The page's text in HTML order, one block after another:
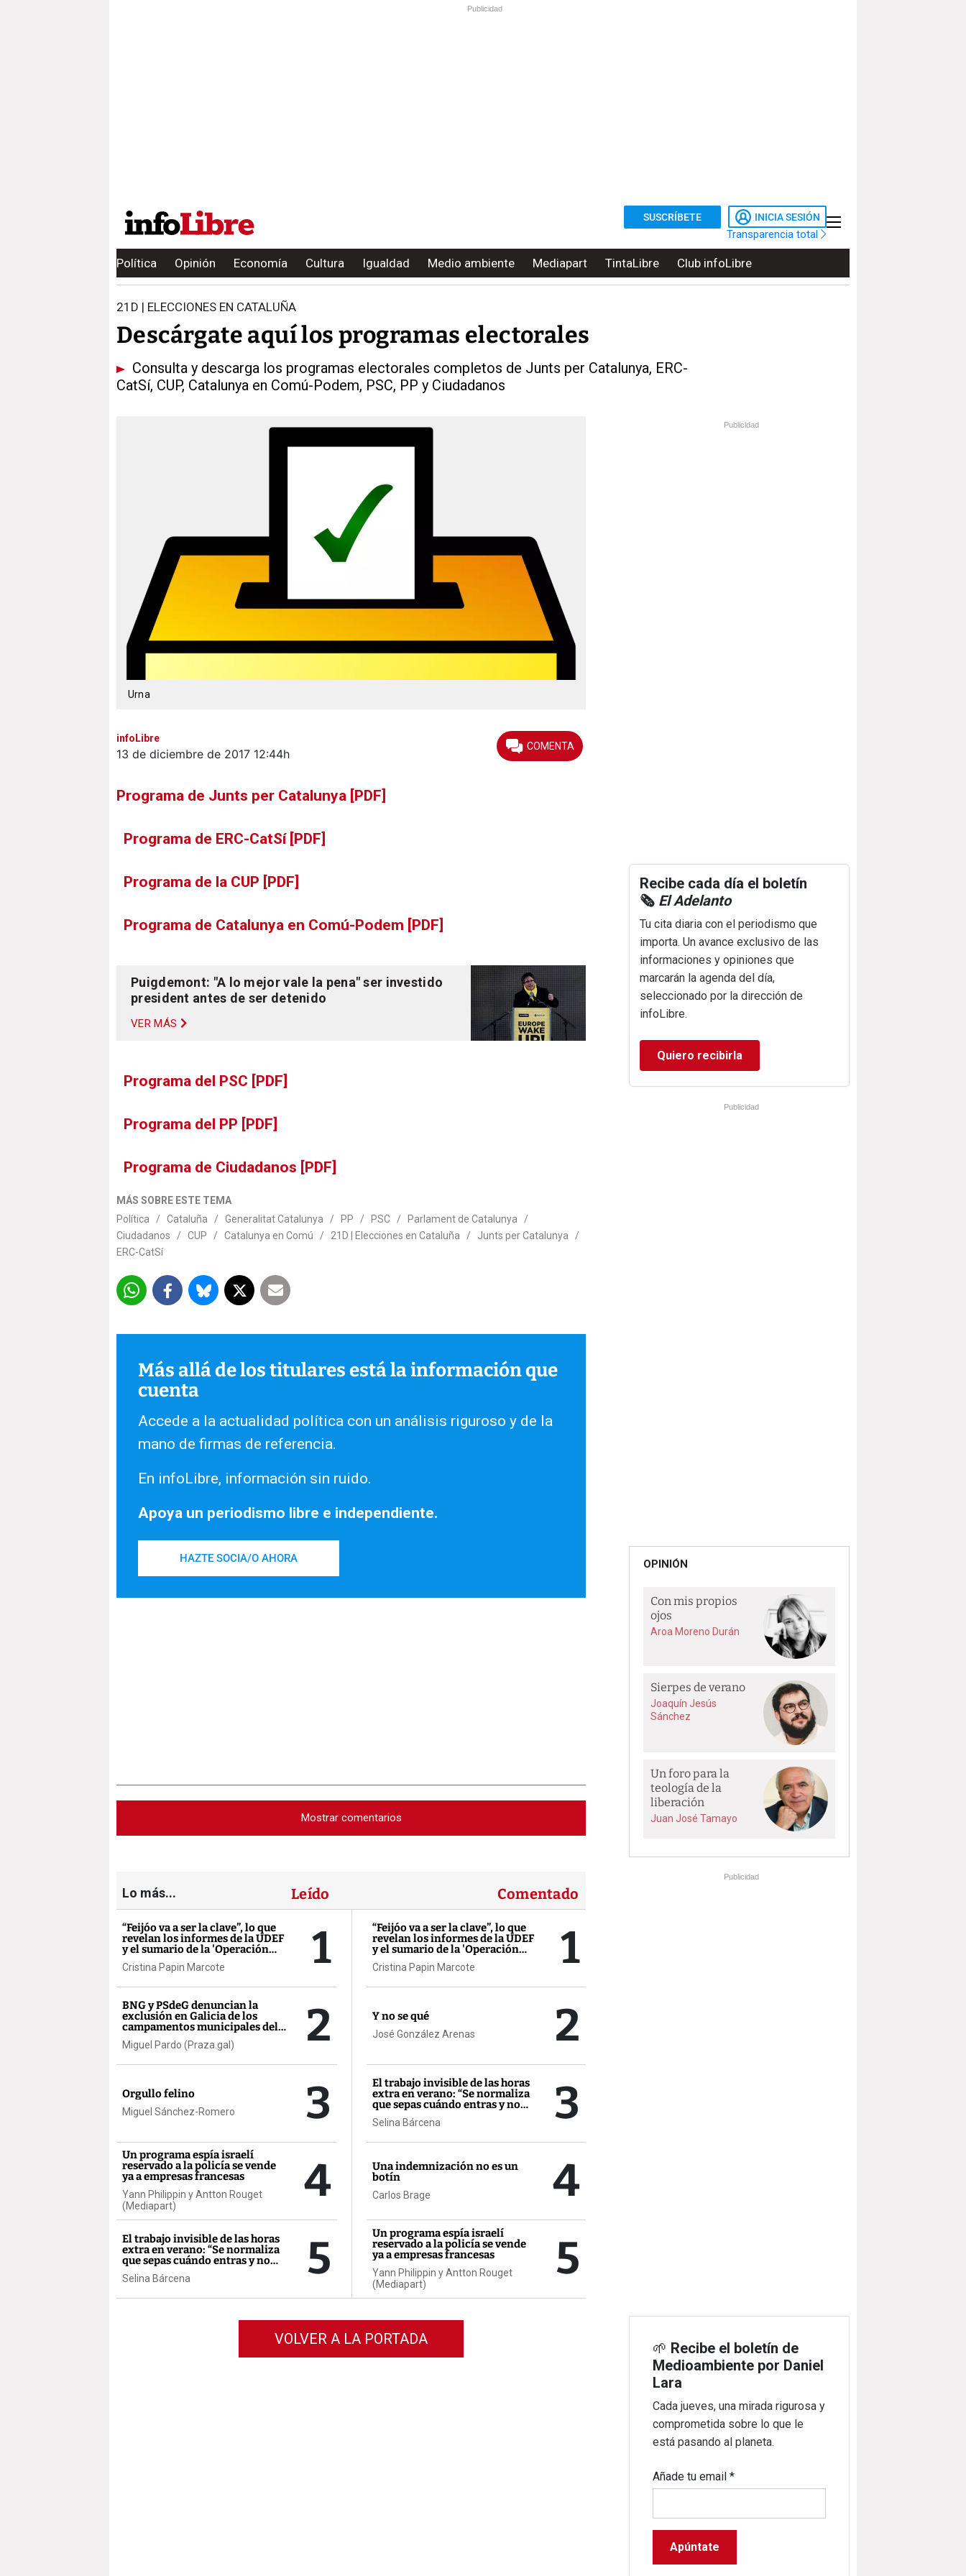
Publicidad
SUSCRÍBETE INICIA SESIÓN
Transparencia total
Política Opinión Economía Cultura Igualdad Medio ambiente Mediapart TintaLibre Club infoLibre
21D | ELECCIONES EN CATALUÑA
Descárgate aquí los programas electorales
Consulta y descarga los programas electorales completos de Junts per Catalunya, ERC-
CatSí, CUP, Catalunya en Comú-Podem, PSC, PP y Ciudadanos
Urna
infoLibre
13 de diciembre de 2017 12:44h
Programa de Junts per Catalunya [PDF]
Programa de ERC-CatSí [PDF]
Programa de la CUP [PDF]
Programa de Catalunya en Comú-Podem [PDF]
Puigdemont: "A lo mejor vale la pena" ser investido
president antes de ser detenido
VER MÁS
Programa del PSC [PDF]
Programa del PP [PDF]
Programa de Ciudadanos [PDF]
MÁS SOBRE ESTE TEMA
Política
/ Cataluña / Generalitat Catalunya / PP / PSC / Parlament de Catalunya
/
Ciudadanos
/ CUP / Catalunya en Comú / 21D | Elecciones en Cataluña / Junts per Catalunya
/
ERC-CatSí
Más allá de los titulares está la información que
cuenta
Accede a la actualidad política con un análisis riguroso y de la
mano de firmas de referencia.
En infoLibre, información sin ruido.
Apoya un periodismo libre e independiente.
HAZTE SOCIA/O AHORA
Mostrar comentarios
Lo más... Leído Comentado
“Feijóo va a ser la clave”, lo que
revelan los informes de la UDEF
y el sumario de la 'Operación
Zeta'
Cristina Papin Marcote 1
BNG y PSdeG denuncian la
exclusión en Galicia de los
campamentos municipales del
Bono Concilia
Miguel Pardo (Praza.gal) 2
Orgullo felino
Miguel Sánchez-Romero 3
Un programa espía israelí
reservado a la policía se vende
ya a empresas francesas
Yann Philippin y Antton Rouget
(Mediapart)
4
El trabajo invisible de las horas
extra en verano: “Se normaliza
que sepas cuándo entras y no
cuándo sales"
Selina Bárcena 5
“Feijóo va a ser la clave”, lo que
revelan los informes de la UDEF
y el sumario de la 'Operación
Zeta'
Cristina Papin Marcote 1
Y no se qué
José González Arenas 2
El trabajo invisible de las horas
extra en verano: “Se normaliza
que sepas cuándo entras y no
cuándo sales"
Selina Bárcena 3
Una indemnización no es un
botín
Carlos Brage 4
Un programa espía israelí
reservado a la policía se vende
ya a empresas francesas
Yann Philippin y Antton Rouget
(Mediapart)
5
VOLVER A LA PORTADA
Publicidad
Recibe cada día el boletín
🗞️ El Adelanto
Tu cita diaria con el periodismo que
importa. Un avance exclusivo de las
informaciones y opiniones que
marcarán la agenda del día,
seleccionado por la dirección de
infoLibre.
Quiero recibirla
Publicidad
OPINIÓN
Con mis propios
ojos
Aroa Moreno Durán
Sierpes de verano
Joaquín Jesús
Sánchez
Un foro para la
teología de la
liberación
Juan José Tamayo
Publicidad
🌱 Recibe el boletín de
Medioambiente por Daniel
Lara
Cada jueves, una mirada rigurosa y
comprometida sobre lo que le
está pasando al planeta.
Añade tu email*